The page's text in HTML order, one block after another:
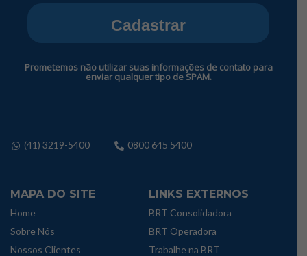
Cadastrar
Prometemos não utilizar suas informações de contato para
enviar qualquer tipo de SPAM.
(41) 3219-5400 0800 645 5400
MAPA DO SITE
Home
Sobre Nós
Nossos Clientes
LINKS EXTERNOS
BRT Consolidadora
BRT Operadora
Trabalhe na BRT